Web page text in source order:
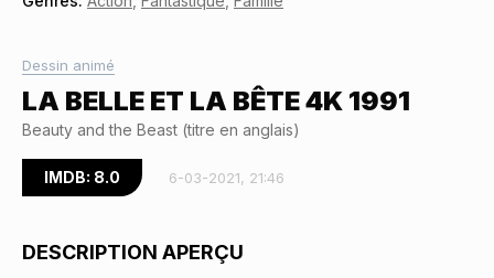
Dessin animé
LA BELLE ET LA BÊTE 4K 1991
Beauty and the Beast (titre en anglais)
IMDB: 8.0 6-03-2021, 21:46
DESCRIPTION APERÇU